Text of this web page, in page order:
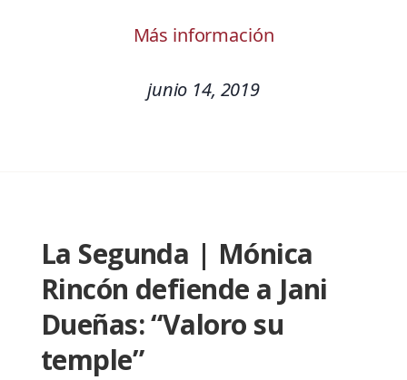
Más información
junio 14, 2019
La Segunda | Mónica
Rincón defiende a Jani
Dueñas: “Valoro su
temple”